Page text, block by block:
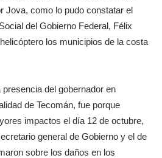
Jova, como lo pudo constatar el
del Gobierno Federal, Félix
los municipios de la costa
del gobernador en
de Tecomán, fue porque
impactos el día 12 de octubre,
general de Gobierno y el de
sobre los daños en los